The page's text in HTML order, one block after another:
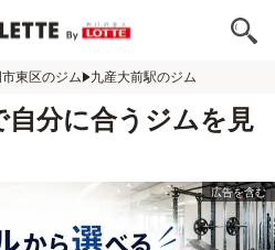
東区のジム 九産大前駅のジム
自分に合うジムを見